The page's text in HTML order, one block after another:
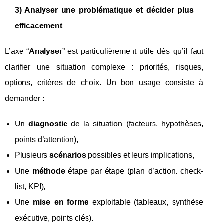
3) Analyser une problématique et décider plus
efficacement
L’axe “Analyser” est particulièrement utile dès qu’il faut
clarifier une situation complexe : priorités, risques,
options, critères de choix. Un bon usage consiste à
demander :
Undiagnostic de la situation (facteurs, hypothèses,
points d’attention),
Plusieurs scénarios possibles et leurs implications,
Une méthode étape par étape (plan d’action, check-
list, KPI),
Une mise en forme exploitable (tableaux, synthèse
exécutive, points clés).